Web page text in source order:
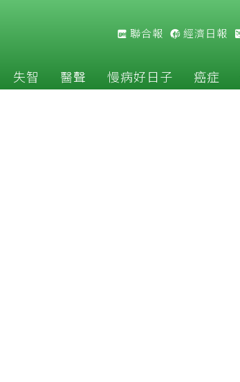
聯合報 經濟日報
失智 醫聲 慢病好日子 癌症